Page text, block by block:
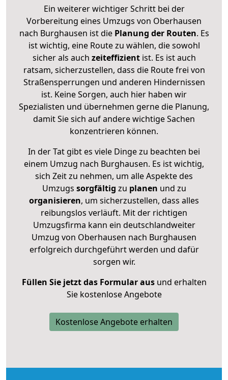
Ein weiterer wichtiger Schritt bei der
Vorbereitung eines Umzugs von Oberhausen
nach Burghausen ist diePlanung der Routen. Es
ist wichtig, eine Route zu wählen, die sowohl
sicher als auch zeiteffizientist. Es ist auch
ratsam, sicherzustellen, dass die Route frei von
Straßensperrungen und anderen Hindernissen
ist. Keine Sorgen, auch hier haben wir
Spezialisten und übernehmen gerne die Planung,
damit Sie sich auf andere wichtige Sachen
konzentrieren können.
In der Tat gibt es viele Dinge zu beachten bei
einem Umzug nach Burghausen. Es ist wichtig,
sich Zeit zu nehmen, um alle Aspekte des
Umzugs sorgfältig zu planen und zu
organisieren, um sicherzustellen, dass alles
reibungslos verläuft. Mit der richtigen
Umzugsfirma kann ein deutschlandweiter
Umzug von Oberhausen nach Burghausen
erfolgreich durchgeführt werden und dafür
sorgen wir.
Füllen Sie jetzt das Formular ausund erhalten
Sie kostenlose Angebote
Kostenlose Angebote erhalten